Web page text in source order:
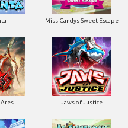
Miss Candys Sweet Escape
Jaws of Justice